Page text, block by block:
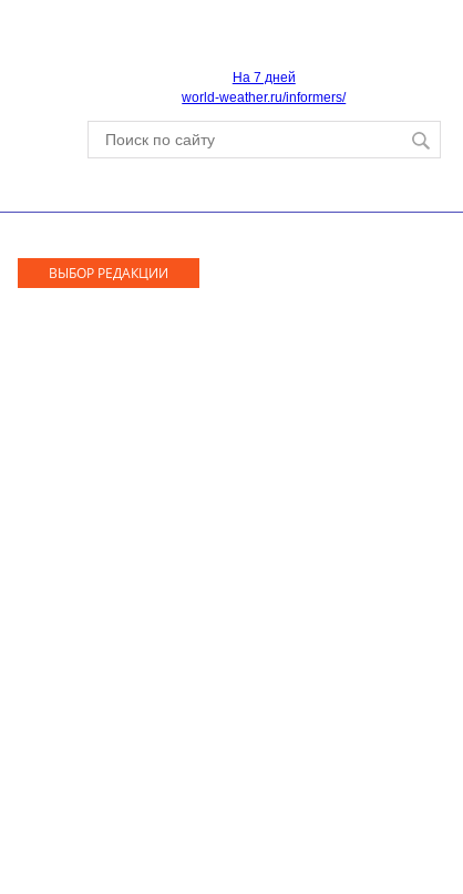
На 7 дней
world-weather.ru/informers/
ВЫБОР РЕДАКЦИИ